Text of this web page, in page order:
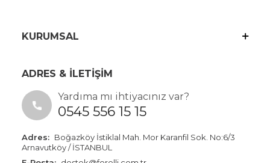
KURUMSAL
ADRES & İLETİŞİM
Yardıma mı ihtiyacınız var?
0545 556 15 15
Adres: Boğazköy İstiklal Mah. Mor Karanfil Sok. No:6/3
Arnavutköy / İSTANBUL